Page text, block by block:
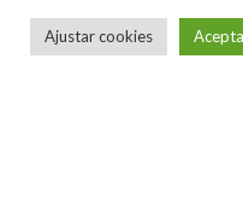
Ajustar cookies